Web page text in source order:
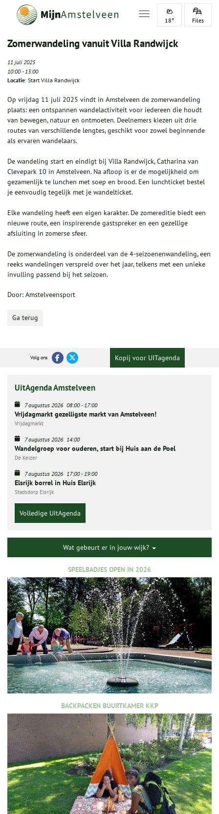
Toggle navigation
18° Files
Zomerwandeling vanuit Villa Randwijck
11 juli 2025
10:00-13:00
Locatie: Start Villa Randwijck
Op vrijdag 11 juli 2025 vindt in Amstelveen de zomerwandeling
plaats: een ontspannen wandelactiviteit voor iedereen die houdt
van bewegen, natuur en ontmoeten. Deelnemers kiezen uit drie
routes van verschillende lengtes, geschikt voor zowel beginnende
als ervaren wandelaars.
De wandeling start en eindigt bij Villa Randwijck, Catharina van
Clevepark 10 in Amstelveen. Na afloop is er de mogelijkheid om
gezamenlijk te lunchen met soep en brood. Een lunchticket bestel
je eenvoudig tegelijk met je wandelticket.
Elke wandeling heeft een eigen karakter. De zomereditie biedt een
nieuwe route, een inspirerende gastspreker en een gezellige
afsluiting in zomerse sfeer.
De zomerwandeling is onderdeel van de 4-seizoenenwandeling, een
reeks wandelingen verspreid over het jaar, telkens met een unieke
invulling passend bij het seizoen.
Door: Amstelveensport
Ga terug
Volg ons Kopij voor UITagenda
UitAgenda Amstelveen
7 augustus 2026 08:00-17:00
Vrijdagmarkt gezelligste markt van Amstelveen!
Vrijdagmarkt
7 augustus 2026 14:00
Wandelgroep voor ouderen, start bij Huis aan de Poel
De Keizer
7 augustus 2026 17:00-19:00
Elsrijk borrel in Huis Elsrijk
Stadsdorp Elsrijk
Volledige UitAgenda
Wat gebeurt er in jouw wijk?
SPEELBADJES OPEN IN 2026
BACKPACKEN BUURTKAMER KKP